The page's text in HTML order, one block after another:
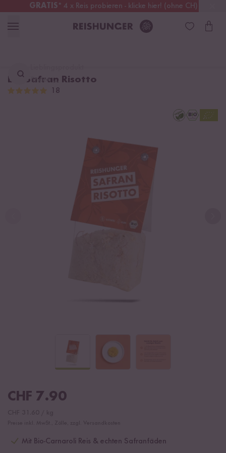
GRATIS* 4 x Reis probieren - klicke hier! (ohne CH)
Schweiz Alle Zölle & Steuern inklusive
finden ...
Bio Safran Risotto
18
CHF 7.90
Mit Bio-Carnaroli Reis & echten Safranfäden